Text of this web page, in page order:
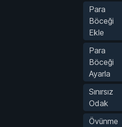
Para
Böceği
Ekle
Para
Böceği
Ayarla
Sınırsız
Odak
Övünme